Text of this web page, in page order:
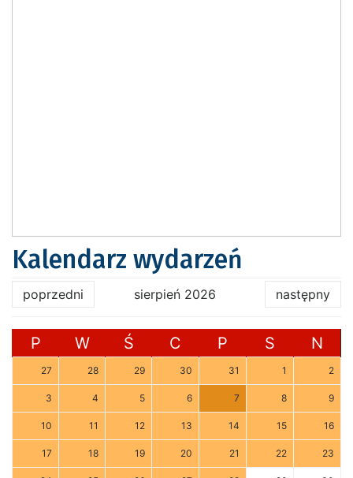
Kalendarz wydarzeń
poprzedni sierpień 2026 następny
P W Ś C P S N
27 28 29 30 31 1 2
3 4 5 6 7 8 9
10 11 12 13 14 15 16
17 18 19 20 21 22 23